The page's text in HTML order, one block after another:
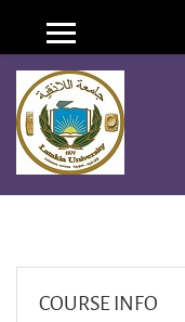
Skip to main content
Side panel
COURSE INFO